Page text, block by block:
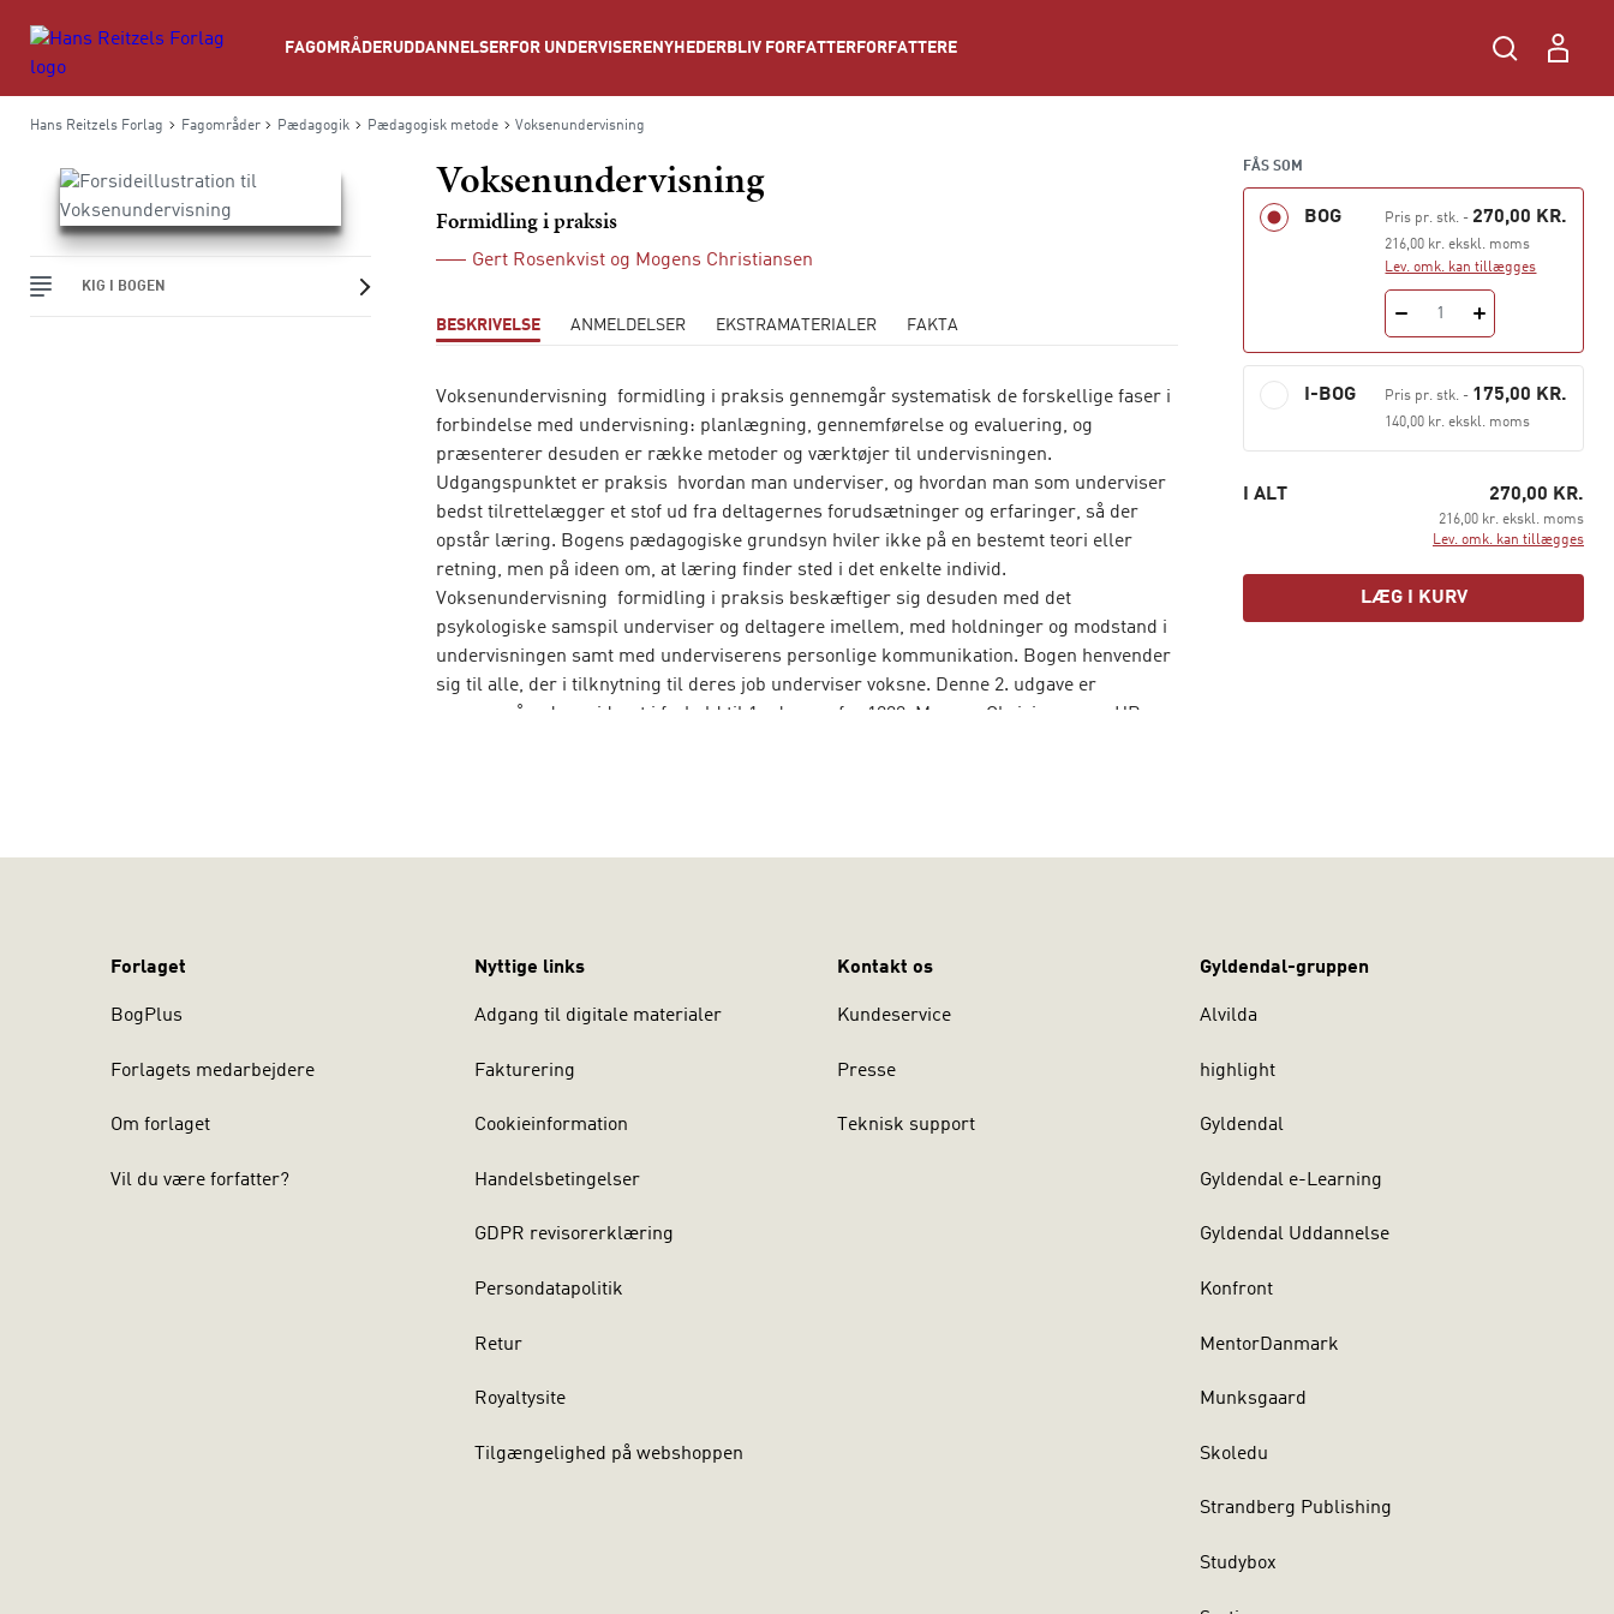
FAGOMRÅDERUDDANNELSER FOR UNDERVISERE NYHEDER BLIV FORFATTER FORFATTERE
Hans Reitzels Forlag Fagområder Pædagogik Pædagogisk metode Voksenundervisning
KIG I BOGEN
Voksenundervisning
Formidling i praksis
Gert Rosenkvist og Mogens Christiansen
BESKRIVELSE ANMELDELSER EKSTRAMATERIALER FAKTA
Voksenundervisning  formidling i praksis gennemgår systematisk de forskellige faser i
forbindelse med undervisning: planlægning, gennemførelse og evaluering, og
præsenterer desuden er række metoder og værktøjer til undervisningen.
Udgangspunktet er praksis  hvordan man underviser, og hvordan man som underviser
bedst tilrettelægger et stof ud fra deltagernes forudsætninger og erfaringer, så der
opstår læring. Bogens pædagogiske grundsyn hviler ikke på en bestemt teori eller
retning, men på ideen om, at læring finder sted i det enkelte individ.
Voksenundervisning  formidling i praksis beskæftiger sig desuden med det
psykologiske samspil underviser og deltagere imellem, med holdninger og modstand i
undervisningen samt med underviserens personlige kommunikation. Bogen henvender
sig til alle, der i tilknytning til deres job underviser voksne. Denne 2. udgave er
gennemgående revideret i forhold til 1.udgaven fra 1999. Mogens Chrisiansen er HR-
for voksne.
FÅS SOM
BOG Pris pr. stk. - 270,00 KR.
216,00 kr. ekskl. moms
Lev. omk. kan tillægges
1
I-BOG Pris pr. stk. - 175,00 KR.
140,00 kr. ekskl. moms
I ALT 270,00 KR.
216,00 kr. ekskl. moms
Lev. omk. kan tillægges
LÆG I KURV
Forlaget
BogPlus
Forlagets medarbejdere
Om forlaget
Vil du være forfatter?
Nyttige links
Adgang til digitale materialer
Fakturering
Cookieinformation
Handelsbetingelser
GDPR revisorerklæring
Persondatapolitik
Retur
Royaltysite
Tilgængelighed på webshoppen
Kontakt os
Kundeservice
Presse
Teknisk support
Gyldendal-gruppen
Alvilda
highlight
Gyldendal
Gyldendal e-Learning
Gyldendal Uddannelse
Konfront
MentorDanmark
Munksgaard
Skoledu
Strandberg Publishing
Studybox